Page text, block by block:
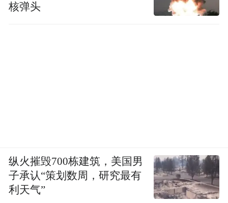
核弹头
纵火摧毁700栋建筑，美国男
子承认“策划数周，研究最有
利天气”